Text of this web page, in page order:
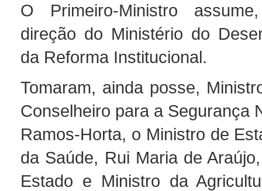
O Primeiro-Ministro
direção do Ministério do
da Reforma Institucional.
Tomaram, ainda posse,
Conselheiro para a Segurança
Ramos-Horta, o Ministro de
da Saúde, Rui Maria de
Estado e Ministro da